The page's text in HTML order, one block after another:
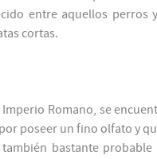
entre aquellos perros
cortas.
Romano, se
poseer un fino olfato y
bastante